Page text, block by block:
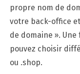
propre nom de
votre back-office
de domaine ».
pouvez choisir
ou .shop.